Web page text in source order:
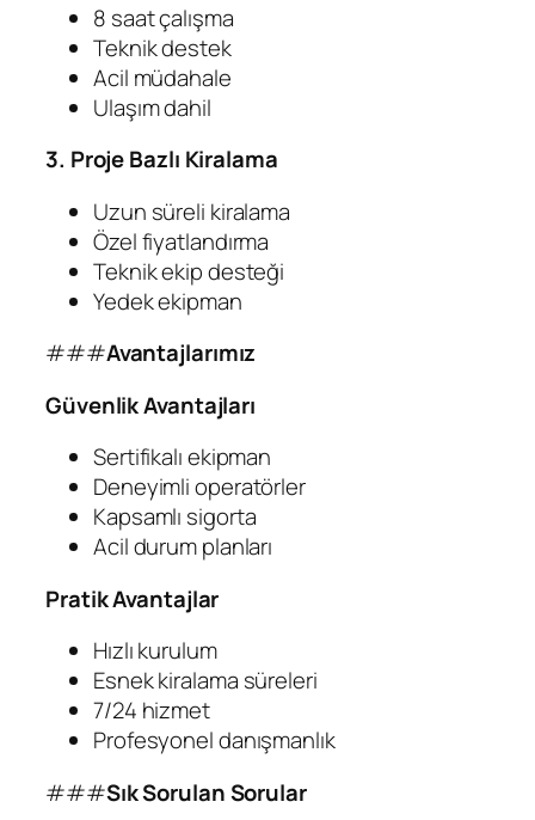
8 saat çalışma
Teknik destek
Acil müdahale
Ulaşım dahil
3. Proje Bazlı Kiralama
Uzun süreli kiralama
Özel fiyatlandırma
Teknik ekip desteği
Yedek ekipman
###Avantajlarımız
Güvenlik Avantajları
Sertifikalı ekipman
Deneyimli operatörler
Kapsamlı sigorta
Acil durum planları
Pratik Avantajlar
Hızlı kurulum
Esnek kiralama süreleri
7/24 hizmet
Profesyonel danışmanlık
###Sık Sorulan Sorular